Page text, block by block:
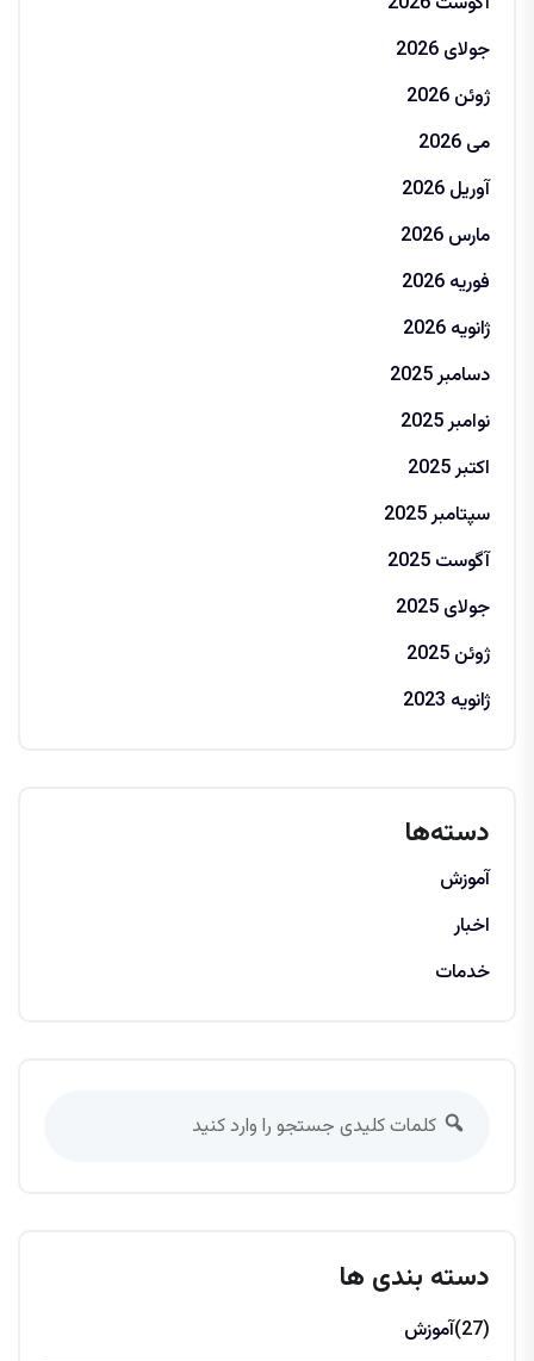
جولای 2026
ژوئن 2026
می 2026
آوریل 2026
مارس 2026
فوریه 2026
ژانویه 2026
دسامبر 2025
نوامبر 2025
اکتبر 2025
سپتامبر 2025
آگوست 2025
جولای 2025
ژوئن 2025
ژانویه 2023
دسته‌ها
آموزش
اخبار
خدمات
دسته بندی ها
آموزش (27)